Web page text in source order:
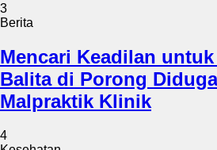
3
Berita
Mencari Keadilan untuk
Balita di Porong
Malpraktik Klinik
4